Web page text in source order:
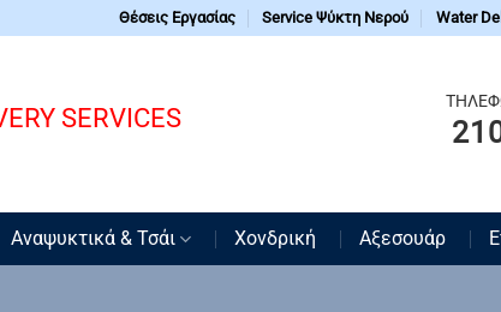
Θέσεις Εργασίας Service Ψύκτη Νερού Water
SERVICES
Αναψυκτικά & Τσάι Χονδρική Αξεσουάρ